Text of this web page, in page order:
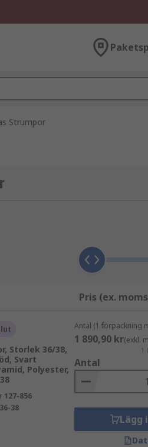
Strumpor
Pris (ex.
Storlek 36/38,
Svart
Polyester,
127-856
38
Antal (1 förpackning
1 890,90 kr(exkl.
1
Antal
Lägg